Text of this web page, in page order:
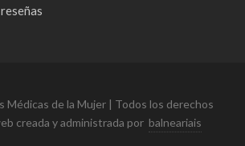
Médicas de la Mujer | Todos los derechos
creada y administrada por balneariais